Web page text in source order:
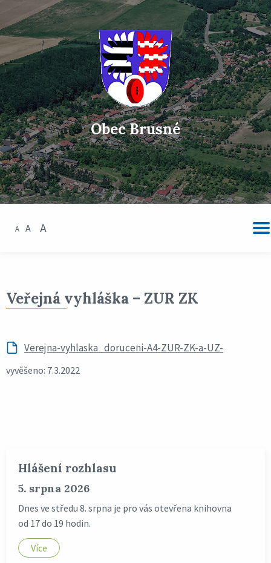
Obec Brusné
A A A
Veřejná vyhláška – ZUR ZK
Verejna-vyhlaska_doruceni-A4-ZUR-ZK-a-UZ-
vyvěšeno: 7.3.2022
Hlášení rozhlasu
5. srpna 2026
Dnes ve středu 8. srpna je pro vás otevřena knihovna
od 17 do 19 hodin.
Více